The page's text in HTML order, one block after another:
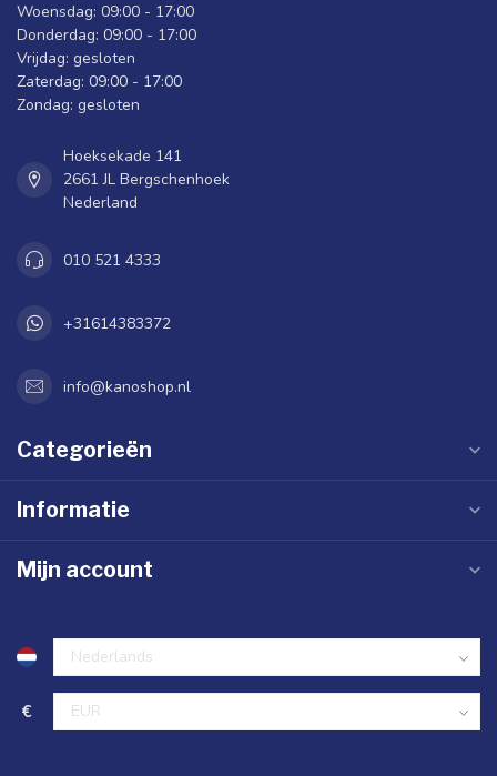
Woensdag: 09:00 - 17:00
Donderdag: 09:00 - 17:00
Vrijdag: gesloten
Zaterdag: 09:00 - 17:00
Zondag: gesloten
Hoeksekade 141
2661 JL Bergschenhoek
Nederland
010 521 4333
+31614383372
info@kanoshop.nl
Categorieën
Informatie
Mijn account
€